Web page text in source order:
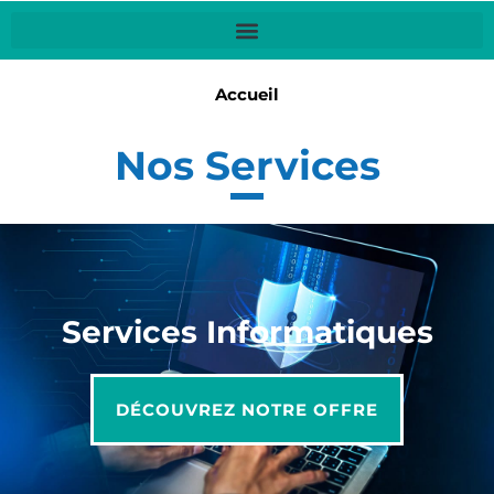
Accueil
Nos Services
Services Informatiques
DÉCOUVREZ NOTRE OFFRE